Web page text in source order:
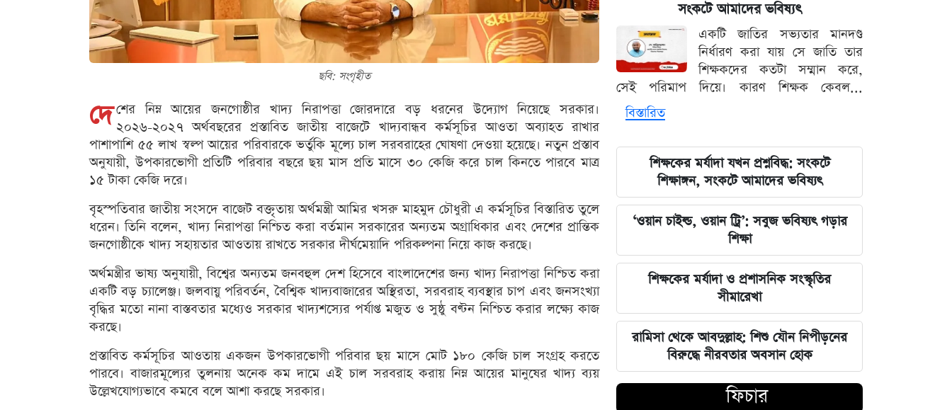
ছবি: সংগৃহীত
দে শের নিম্ন আয়ের জনগোষ্ঠীর খাদ্য নিরাপত্তা জোরদারে বড় ধরনের উদ্যোগ নিয়েছে সরকার।
২০২৬-২০২৭ অর্থবছরের প্রস্তাবিত জাতীয় বাজেটে খাদ্যবান্ধব কর্মসূচির আওতা অব্যাহত রাখার
পাশাপাশি ৫৫ লাখ স্বল্প আয়ের পরিবারকে ভর্তুকি মূল্যে চাল সরবরাহের ঘোষণা দেওয়া হয়েছে। নতুন প্রস্তাব
অনুযায়ী, উপকারভোগী প্রতিটি পরিবার বছরে ছয় মাস প্রতি মাসে ৩০ কেজি করে চাল কিনতে পারবে মাত্র
১৫ টাকা কেজি দরে।
বৃহস্পতিবার জাতীয় সংসদে বাজেট বক্তৃতায় অর্থমন্ত্রী আমির খসরু মাহমুদ চৌধুরী এ কর্মসূচির বিস্তারিত তুলে
ধরেন। তিনি বলেন, খাদ্য নিরাপত্তা নিশ্চিত করা বর্তমান সরকারের অন্যতম অগ্রাধিকার এবং দেশের প্রান্তিক
জনগোষ্ঠীকে খাদ্য সহায়তার আওতায় রাখতে সরকার দীর্ঘমেয়াদি পরিকল্পনা নিয়ে কাজ করছে।
অর্থমন্ত্রীর ভাষ্য অনুযায়ী, বিশ্বের অন্যতম জনবহুল দেশ হিসেবে বাংলাদেশের জন্য খাদ্য নিরাপত্তা নিশ্চিত করা
একটি বড় চ্যালেঞ্জ। জলবায়ু পরিবর্তন, বৈশ্বিক খাদ্যবাজারের অস্থিরতা, সরবরাহ ব্যবস্থার চাপ এবং জনসংখ্যা
বৃদ্ধির মতো নানা বাস্তবতার মধ্যেও সরকার খাদ্যশস্যের পর্যাপ্ত মজুত ও সুষ্ঠু বণ্টন নিশ্চিত করার লক্ষ্যে কাজ
করছে।
প্রস্তাবিত কর্মসূচির আওতায় একজন উপকারভোগী পরিবার ছয় মাসে মোট ১৮০ কেজি চাল সংগ্রহ করতে
পারবে। বাজারমূল্যের তুলনায় অনেক কম দামে এই চাল সরবরাহ করায় নিম্ন আয়ের মানুষের খাদ্য ব্যয়
উল্লেখযোগ্যভাবে কমবে বলে আশা করছে সরকার।
২০২৩ সালের ইসরায়েলি হামলার ক্ষত:
আড়াই বছর পর উদ্ধার ৪০ শিশুর
দেহাবশেষ
জুলাই শহীদদের কবর বাঁধানোর বরাদ্দও
হোসেন
শেয়ারবাজারে আর্থিক কেলেঙ্কারির তদন্তের
বড় আপডেট জানাল দুদক
যুদ্ধের বড় প্রস্তুতি নিচ্ছে ইরান, আকাশ
প্রতিরক্ষা ও অস্ত্র ব্যবস্থার ব্যাপক
আধুনিকায়ন
চার বিভাগে দুর্যোগপূর্ণ আবহাওয়ার আশঙ্কায়
আবহাওয়া দপ্তরের বিশেষ সতর্কতা
হাসিনাকে মাইক দেওয়ায় ভারতকে
কাঠগড়ায় তুললেন সালাহউদ্দিন
সংকটে আমাদের ভবিষ্যৎ
একটি জাতির সভ্যতার মানদণ্ড
নির্ধারণ করা যায় সে জাতি তার
শিক্ষকদের কতটা সম্মান করে,
সেই পরিমাপ দিয়ে। কারণ শিক্ষক কেবল...
বিস্তারিত
শিক্ষকের মর্যাদা যখন প্রশ্নবিদ্ধ: সংকটে
শিক্ষাঙ্গন, সংকটে আমাদের ভবিষ্যৎ
‘ওয়ান চাইল্ড, ওয়ান ট্রি’: সবুজ ভবিষ্যৎ গড়ার
শিক্ষা
শিক্ষকের মর্যাদা ও প্রশাসনিক সংস্কৃতির
সীমারেখা
রামিসা থেকে আবদুল্লাহ: শিশু যৌন নিপীড়নের
বিরুদ্ধে নীরবতার অবসান হোক
ফিচার